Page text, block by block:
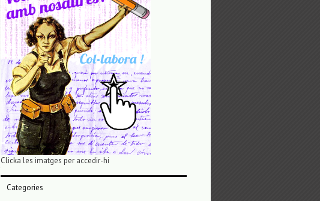
Clicka les imatges per accedir-hi
Categories